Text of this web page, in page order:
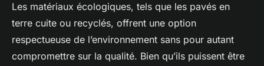
Les matériaux écologiques, tels que les pavés en
terre cuite ou recyclés, offrent une option
respectueuse de l’environnement sans pour autant
compromettre sur la qualité. Bien qu’ils puissent être